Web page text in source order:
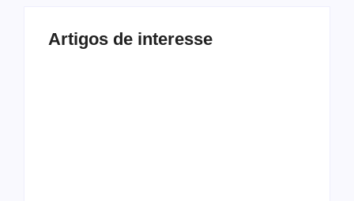
Artigos de interesse